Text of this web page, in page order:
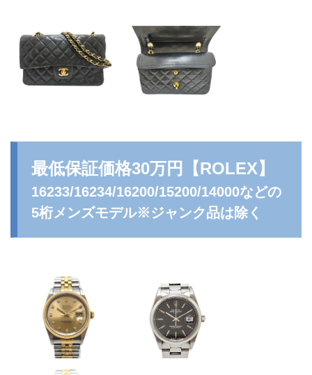
最低保証価格30万円 【ROLEX】
16233/16234/16200/15200/14000などの
5桁メンズモデル※ジャンク品は除く